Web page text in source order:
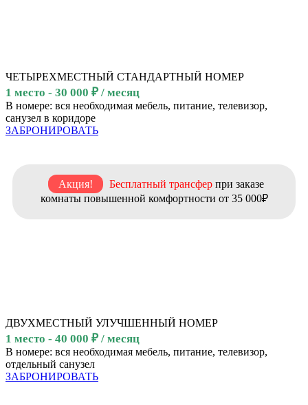
ЧЕТЫРЕХМЕСТНЫЙ СТАНДАРТНЫЙ НОМЕР
1 место - 30 000 ₽ / месяц
В номере: вся необходимая мебель, питание, телевизор,
санузел в коридоре
ЗАБРОНИРОВАТЬ
Акция! Бесплатный трансферпри заказе
комнаты повышенной комфортности от 35 000₽
ДВУХМЕСТНЫЙ УЛУЧШЕННЫЙ НОМЕР
1 место - 40 000 ₽ / месяц
В номере: вся необходимая мебель, питание, телевизор,
отдельный санузел
ЗАБРОНИРОВАТЬ